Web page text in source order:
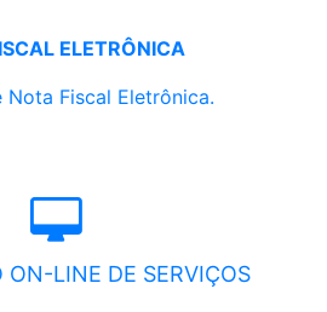
ELETRÔNICA
Nota Fiscal Eletrônica.
ON-LINE DE SERVIÇOS